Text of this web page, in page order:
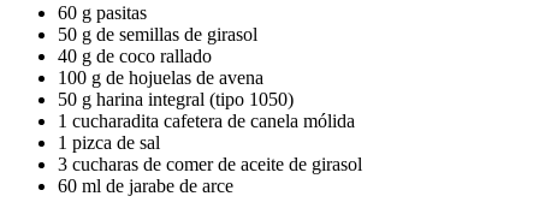
60 g pasitas
50 g de semillas de girasol
40 g de coco rallado
100 g de hojuelas de avena
50 g harina integral (tipo 1050)
1 cucharadita cafetera de canela mólida
1 pizca de sal
3 cucharas de comer de aceite de girasol
60 ml de jarabe de arce